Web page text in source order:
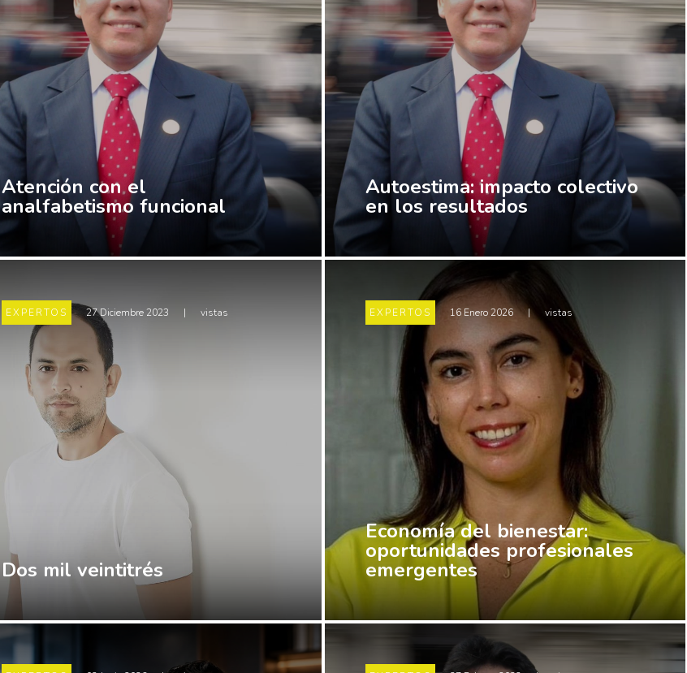
Atención con el
analfabetismo funcional
Autoestima: impacto colectivo
en los resultados
EXPERTOS 27 Diciembre 2023 | vistas
Dos mil veintitrés
EXPERTOS 16 Enero 2026 | vistas
Economía del bienestar:
oportunidades profesionales
emergentes